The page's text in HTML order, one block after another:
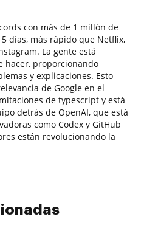
con más de 1 millón de
días, más rápido que Netflix,
La gente está
hacer, proporcionando
y explicaciones. Esto
de Google en el
de typescript y está
detrás de OpenAI, que está
como Codex y GitHub
están revolucionando la